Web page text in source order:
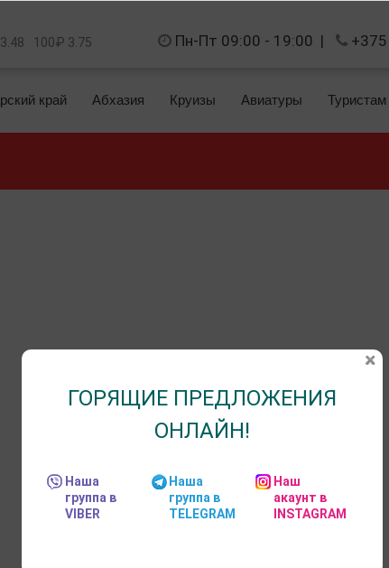
100₽ 3.75 Пн-Пт 09:00 - 19:00 |
край Абхазия Круизы Авиатуры Туристам
ГОРЯЩИЕ ПРЕДЛОЖЕНИЯ
ОНЛАЙН!
Наша
группа в
VIBER
Наша
группа в
TELEGRAM
Наш
акаунт в
INSTAGRAM